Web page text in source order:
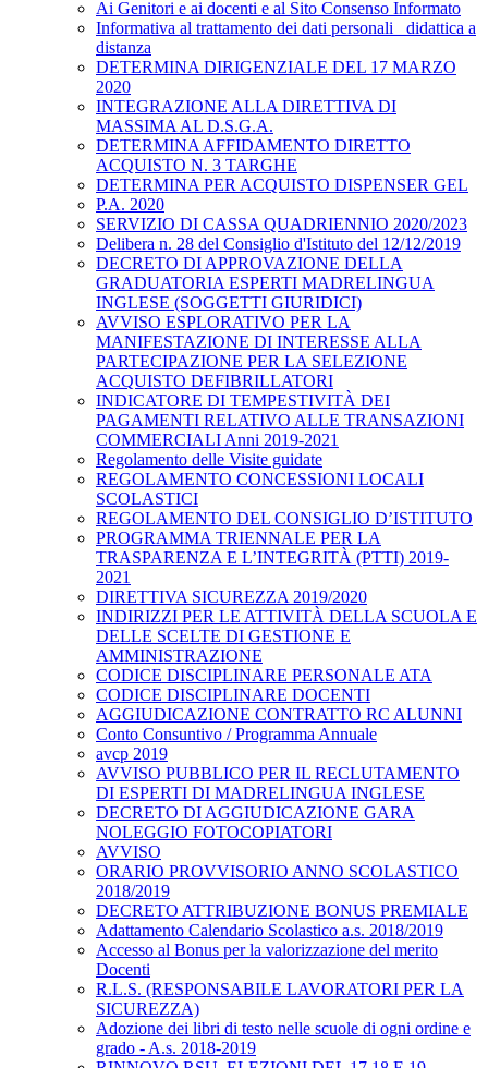
Ai Genitori e ai docenti e al Sito Consenso Informato
Informativa al trattamento dei dati personali _didattica a
distanza
DETERMINA DIRIGENZIALE DEL 17 MARZO
2020
INTEGRAZIONE ALLA DIRETTIVA DI
MASSIMA AL D.S.G.A.
DETERMINA AFFIDAMENTO DIRETTO
ACQUISTO N. 3 TARGHE
DETERMINA PER ACQUISTO DISPENSER GEL
P.A. 2020
SERVIZIO DI CASSA QUADRIENNIO 2020/2023
Delibera n. 28 del Consiglio d'Istituto del 12/12/2019
DECRETO DI APPROVAZIONE DELLA
GRADUATORIA ESPERTI MADRELINGUA
INGLESE (SOGGETTI GIURIDICI)
AVVISO ESPLORATIVO PER LA
MANIFESTAZIONE DI INTERESSE ALLA
PARTECIPAZIONE PER LA SELEZIONE
ACQUISTO DEFIBRILLATORI
INDICATORE DI TEMPESTIVITÀ DEI
PAGAMENTI RELATIVO ALLE TRANSAZIONI
COMMERCIALI Anni 2019-2021
Regolamento delle Visite guidate
REGOLAMENTO CONCESSIONI LOCALI
SCOLASTICI
REGOLAMENTO DEL CONSIGLIO D’ISTITUTO
PROGRAMMA TRIENNALE PER LA
TRASPARENZA E L’INTEGRITÀ (PTTI) 2019-
2021
DIRETTIVA SICUREZZA 2019/2020
INDIRIZZI PER LE ATTIVITÀ DELLA SCUOLA E
DELLE SCELTE DI GESTIONE E
AMMINISTRAZIONE
CODICE DISCIPLINARE PERSONALE ATA
CODICE DISCIPLINARE DOCENTI
AGGIUDICAZIONE CONTRATTO RC ALUNNI
Conto Consuntivo / Programma Annuale
avcp 2019
AVVISO PUBBLICO PER IL RECLUTAMENTO
DI ESPERTI DI MADRELINGUA INGLESE
DECRETO DI AGGIUDICAZIONE GARA
NOLEGGIO FOTOCOPIATORI
AVVISO
ORARIO PROVVISORIO ANNO SCOLASTICO
2018/2019
DECRETO ATTRIBUZIONE BONUS PREMIALE
Adattamento Calendario Scolastico a.s. 2018/2019
Accesso al Bonus per la valorizzazione del merito
Docenti
R.L.S. (RESPONSABILE LAVORATORI PER LA
SICUREZZA)
Adozione dei libri di testo nelle scuole di ogni ordine e
grado - A.s. 2018-2019